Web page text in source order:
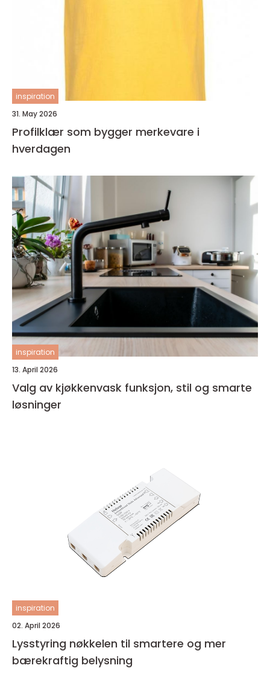
inspiration
31. May 2026
Profilklær som bygger merkevare i
hverdagen
inspiration
13. April 2026
Valg av kjøkkenvask funksjon, stil og smarte
løsninger
inspiration
02. April 2026
Lysstyring nøkkelen til smartere og mer
bærekraftig belysning